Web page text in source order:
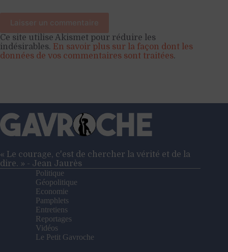
Laisser un commentaire
Ce site utilise Akismet pour réduire les
indésirables. En savoir plus sur la façon dont les
données de vos commentaires sont traitées.
« Le courage, c'est de chercher la vérité et de la
dire. » - Jean Jaurès
Politique
Géopolitique
Economie
Pamphlets
Entretiens
Reportages
Vidéos
Le Petit Gavroche